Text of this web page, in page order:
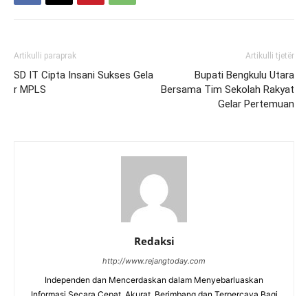
Artikulli paraprak
SD IT Cipta Insani Sukses Gela
r MPLS
Artikulli tjetër
Bupati Bengkulu Utara
Bersama Tim Sekolah Rakyat
Gelar Pertemuan
Redaksi
http://www.rejangtoday.com
Independen dan Mencerdaskan dalam Menyebarluaskan